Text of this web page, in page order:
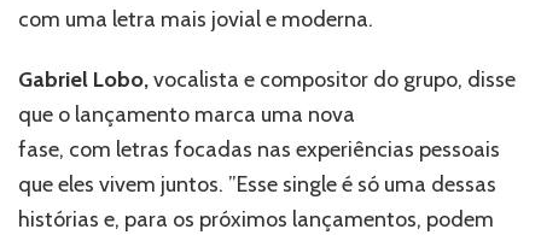
com uma letra mais jovial e moderna.
Gabriel Lobo,vocalista e compositor do grupo, disse
que o lançamento marca uma nova
fase, com letras focadas nas experiências pessoais
que eles vivem juntos. ”Esse single é só uma dessas
histórias e, para os próximos lançamentos, podem